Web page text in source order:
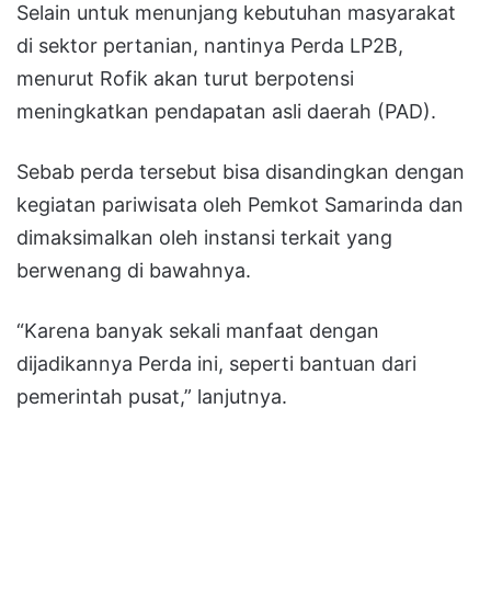
Selain untuk menunjang kebutuhan masyarakat
di sektor pertanian, nantinya Perda LP2B,
menurut Rofik akan turut berpotensi
meningkatkan pendapatan asli daerah (PAD).
Sebab perda tersebut bisa disandingkan dengan
kegiatan pariwisata oleh Pemkot Samarinda dan
dimaksimalkan oleh instansi terkait yang
berwenang di bawahnya.
“Karena banyak sekali manfaat dengan
dijadikannya Perda ini, seperti bantuan dari
pemerintah pusat,” lanjutnya.